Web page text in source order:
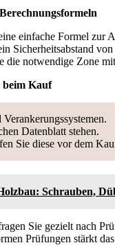
einfache Formel
Sicherheitsabstand
die notwendige Zone
beim Kauf
Datenblatt stehen.
Sie diese vor dem
Schrauben,
Sie gezielt nach
Prüfungen stärkt